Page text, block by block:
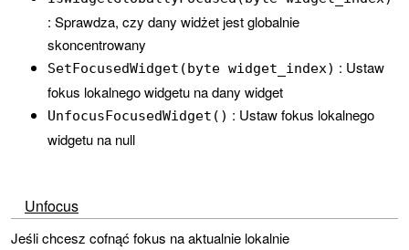
: Sprawdza, czy dany widżet jest globalnie
skoncentrowany
SetFocusedWidget(byte widget_index) : Ustaw
fokus lokalnego widgetu na dany widget
UnfocusFocusedWidget() : Ustaw fokus lokalnego
widgetu na null
Unfocus
Jeśli chcesz cofnąć fokus na aktualnie lokalnie